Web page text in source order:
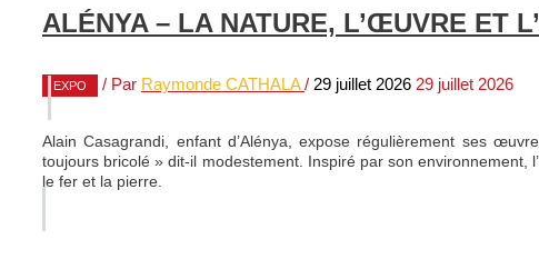
ALÉNYA – LA NATURE, L’ŒUVRE ET
EXPO / Par Raymonde CATHALA / 29 juillet 2026 29 juillet 2026
Alain Casagrandi, enfant d’Alénya, expose régulièrement ses
toujours bricolé » dit-il modestement. Inspiré par son environnement,
le fer et la pierre.